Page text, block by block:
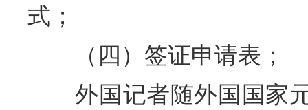
式；
（四）签证申请表；
外国记者随外国国家元